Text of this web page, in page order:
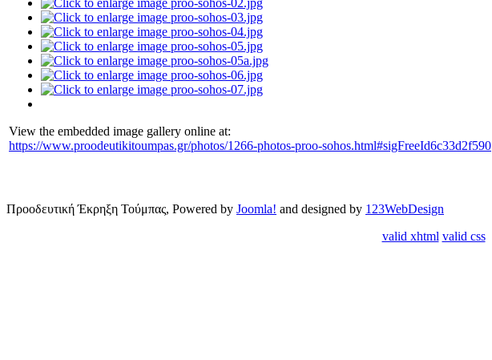
View the embedded image gallery online at:
https://www.proodeutikitoumpas.gr/photos/1266-photos-proo-sohos.html#sigFreeId6c33d2f590
Προοδευτική Έκρηξη Τούμπας, Powered by Joomla! and designed by 123WebDesign
valid xhtml valid css